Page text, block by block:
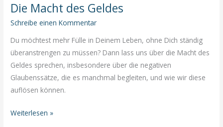
Die Macht des Geldes
Schreibe einen Kommentar
Du möchtest mehr Fülle in Deinem Leben, ohne Dich ständig
überanstrengen zu müssen? Dann lass uns über die Macht des
Geldes sprechen, insbesondere über die negativen
Glaubenssätze, die es manchmal begleiten, und wie wir diese
auflösen können.
Die
Weiterlesen »